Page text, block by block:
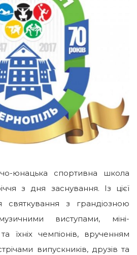
юнацька спортивна школа
з дня заснування. Із цієї
святкування з грандіозною
виступами, міні-
їхніх чемпіонів, врученням
випускників, друзів та